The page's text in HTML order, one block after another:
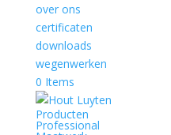
over ons
certificaten
downloads
wegenwerken
0 Items
Producten
Professional